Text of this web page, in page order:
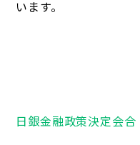
います。
日銀金融政策決定会合